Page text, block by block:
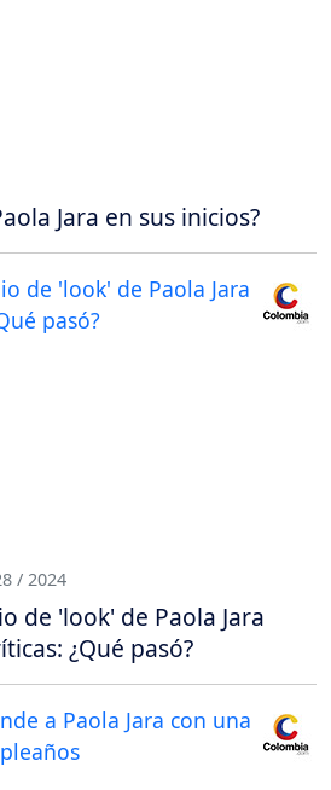
Jara en sus inicios?
/ 2024
de 'look' de Paola Jara
¿Qué pasó?